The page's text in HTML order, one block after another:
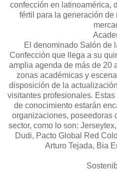
confección en latinoamérica,
fértil para la generación
El denominado Salón de
Confección que llega a su
amplia agenda de más de 20
zonas académicas y
disposición de la
visitantes profesionales.
de conocimiento estarán
organizaciones, poseedoras
sector, como lo son:
Dudi, Pacto Global Red
Arturo Tejada, Bia